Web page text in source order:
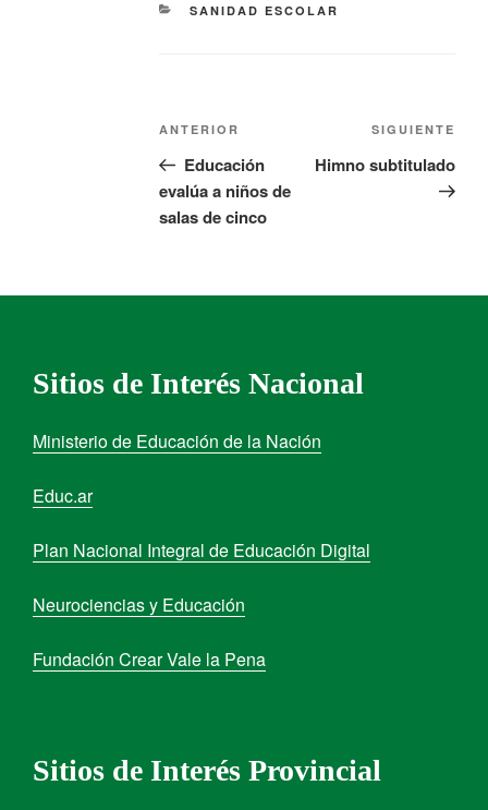
SANIDAD ESCOLAR
ANTERIOR
Educación
evalúa a niños de
salas de cinco
SIGUIENTE
Himno subtitulado
Sitios de Interés Nacional
Ministerio de Educación de la Nación
Educ.ar
Plan Nacional Integral de Educación Digital
Neurociencias y Educación
Fundación Crear Vale la Pena
Sitios de Interés Provincial